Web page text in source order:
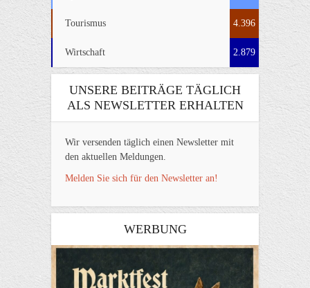
Tourismus 4.396
Wirtschaft 2.879
UNSERE BEITRÄGE TÄGLICH
ALS NEWSLETTER ERHALTEN
Wir versenden täglich einen Newsletter mit
den aktuellen Meldungen.
Melden Sie sich für den Newsletter an!
WERBUNG